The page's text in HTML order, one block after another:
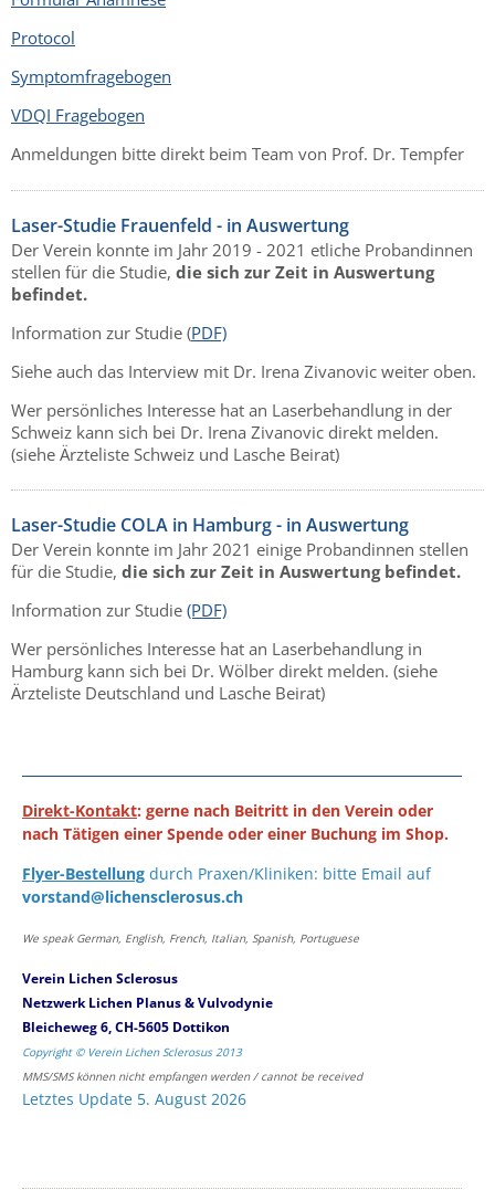
Protocol
Symptomfragebogen
VDQI Fragebogen
Anmeldungen bitte direkt beim Team von Prof. Dr. Tempfer
Laser-Studie Frauenfeld - in Auswertung
Der Verein konnte im Jahr 2019 - 2021 etliche Probandinnen
stellen für die Studie, die sich zur Zeit in Auswertung
befindet.
Information zur Studie (PDF)
Siehe auch das Interview mit Dr. Irena Zivanovic weiter oben.
Wer persönliches Interesse hat an Laserbehandlung in der
Schweiz kann sich bei Dr. Irena Zivanovic direkt melden.
(siehe Ärzteliste Schweiz und Lasche Beirat)
Laser-Studie COLA in Hamburg - in Auswertung
Der Verein konnte im Jahr 2021 einige Probandinnen stellen
für die Studie, die sich zur Zeit in Auswertung befindet.
Information zur Studie (PDF)
Wer persönliches Interesse hat an Laserbehandlung in
Hamburg kann sich bei Dr. Wölber direkt melden. (siehe
Ärzteliste Deutschland und Lasche Beirat)
Direkt-Kontakt: gerne nach Beitritt in den Verein oder
nach Tätigen einer Spende oder einer Buchung im Shop.
Flyer-Bestellung durch Praxen/Kliniken: bitte Email auf
vorstand@lichensclerosus.ch
We speak German, English, French, Italian, Spanish, Portuguese
Verein Lichen Sclerosus
Netzwerk Lichen Planus & Vulvodynie
Bleicheweg 6, CH-5605 Dottikon
Copyright © Verein Lichen Sclerosus 2013
MMS/SMS können nicht empfangen werden / cannot be received
Letztes Update 5. August 2026